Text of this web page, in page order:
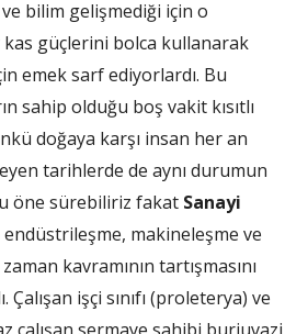
ve bilim gelişmediği için o
güçlerini bolca kullanarak
emek sarf ediyorlardı. Bu
sahip olduğu boş vakit kısıtlı
doğaya karşı insan her an
tarihlerde de aynı durumun
öne sürebiliriz fakat Sanayi
makineleşme ve
kavramının tartışmasını
Çalışan işçi sınıfı (proleterya) ve